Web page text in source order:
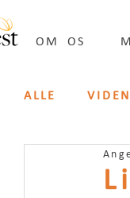
OM OS
ALLE VIDEN